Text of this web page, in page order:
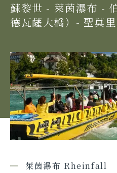
蘇黎世 - 萊茵瀑布 -
德瓦薩大橋）- 聖莫
萊茵瀑布 Rheinfall